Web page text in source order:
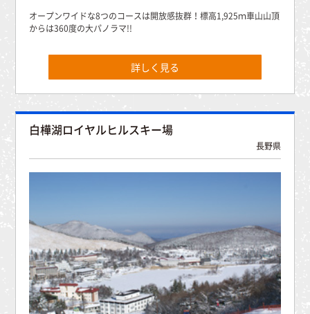
オープンワイドな8つのコースは開放感抜群！標高1,925ｍ車山山頂
からは360度の大パノラマ!!
詳しく見る
白樺湖ロイヤルヒルスキー場
長野県